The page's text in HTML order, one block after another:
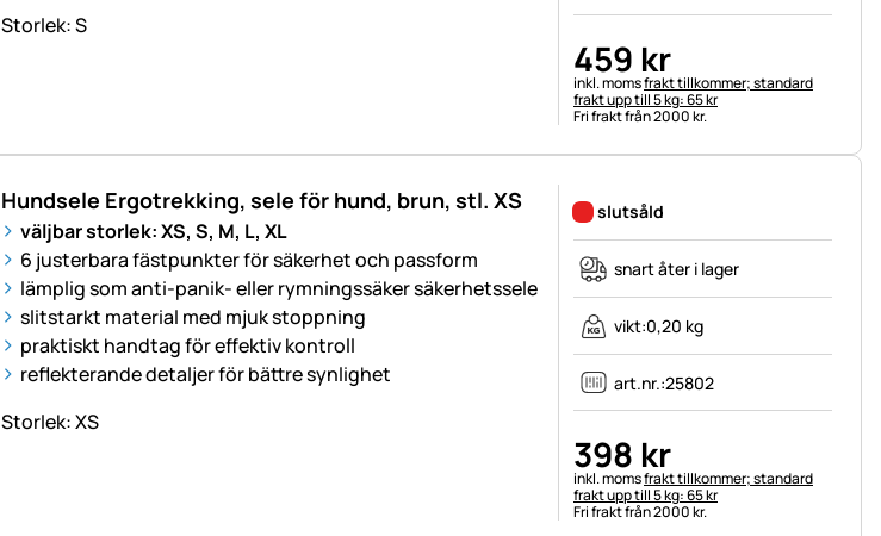
Storlek: S
459 kr
Skatteinformation:
inkl. momsfrakt tillkommer; standard
frakt upp till 5 kg: 65 kr
Fri frakt från 2000 kr.
Hundsele Ergotrekking, sele för hund, brun, stl. XS
väljbar storlek: XS, S, M, L, XL
6 justerbara fästpunkter för säkerhet och passform
lämplig som anti-panik- eller rymningssäker säkerhetssele
slitstarkt material med mjuk stoppning
praktiskt handtag för effektiv kontroll
reflekterande detaljer för bättre synlighet
Storlek: XS
slutsåld
snart åter i lager
vikt:0,20 kg
art.nr.:25802
398 kr
Skatteinformation:
inkl. momsfrakt tillkommer; standard
frakt upp till 5 kg: 65 kr
Fri frakt från 2000 kr.